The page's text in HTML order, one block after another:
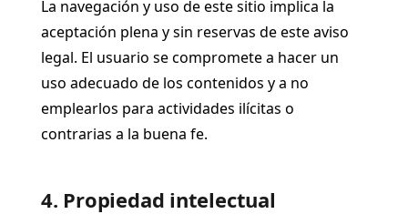
La navegación y uso de este sitio implica la
aceptación plena y sin reservas de este aviso
legal. El usuario se compromete a hacer un
uso adecuado de los contenidos y a no
emplearlos para actividades ilícitas o
contrarias a la buena fe.
4. Propiedad intelectual